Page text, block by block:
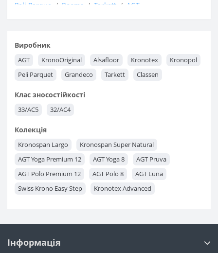
Peli Parque
Rooms Tarkett
AGT
Виробник
AGT KronoOriginal Alsafloor Kronotex
Kronopol
Peli Parquet
Grandeco Tarkett Classen
Клас зносостійкості
33/AC5 32/AC4
Колекція
Kronospan Largo
Kronospan Super Natural
AGT Yoga Premium 12
AGT Yoga 8
AGT Pruva
AGT Polo Premium 12
AGT Polo 8
AGT Luna
Swiss Krono Easy Step
Kronotex Advanced
Classen Mood Skyline WR
Інформація